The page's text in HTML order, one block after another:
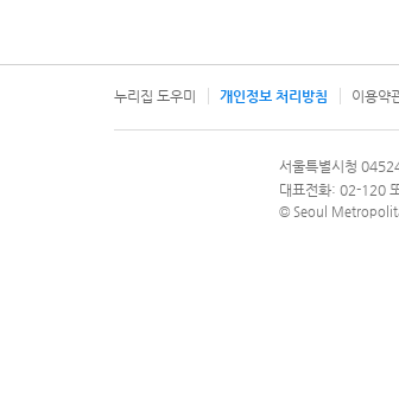
누리집 도우미 개인정보 처리방침 이용약
문의 전화번호 120, 120 다산
서울특별시청
대표전화: 02-120
© Seoul